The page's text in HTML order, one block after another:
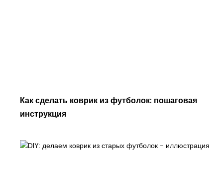
Как сделать коврик из футболок: пошаговая
инструкция